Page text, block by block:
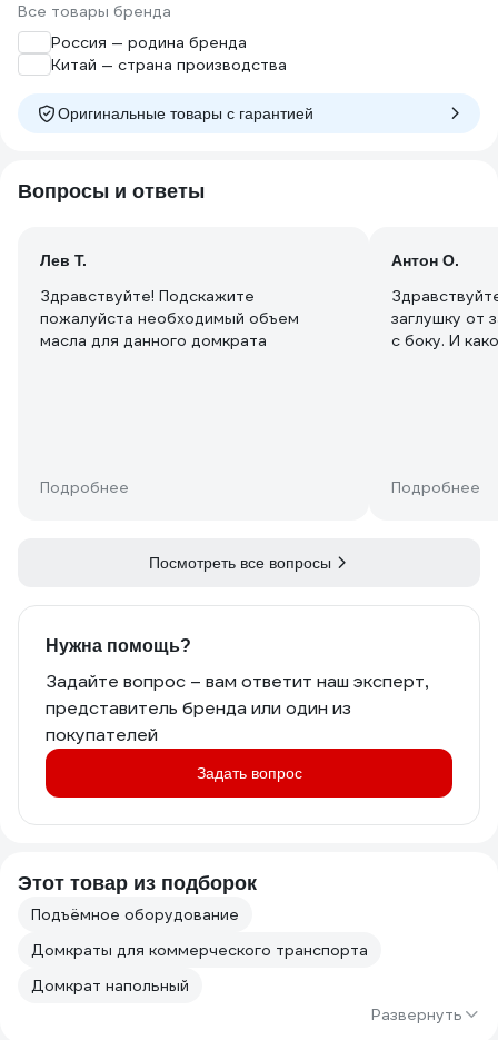
Методом
накатанной"
Все товары бренда
Россия — родина бренда
Китай — страна производства
Оригинальные товары c гарантией
Вопросы и ответы
Лев Т.
Здравствуйте! Подскажите
пожалуйста необходимый объем
масла для данного домкрата
Подробнее
Антон О.
заглушку от
с боку. И
Подробнее
Посмотреть все вопросы
Нужна помощь?
Задайте вопрос – вам ответит наш эксперт,
представитель бренда или один из
покупателей
Задать вопрос
Этот товар из подборок
Подъёмное оборудование
Домкраты для коммерческого транспорта
Домкрат напольный
Развернуть